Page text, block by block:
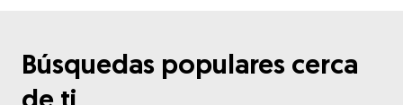
Búsquedas populares cerca